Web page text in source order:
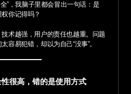
”，我脑子里都会冒出一句话：是
你记得吗？
术越强，用户的责任也越重。问题
容易犯错，却以为自己“没事”。
很高，错的是使用方式